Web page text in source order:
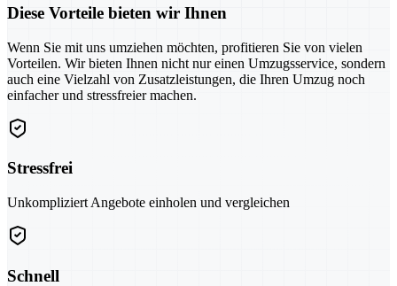
Diese Vorteile bieten wir Ihnen
Wenn Sie mit uns umziehen möchten, profitieren Sie von vielen
Vorteilen. Wir bieten Ihnen nicht nur einen Umzugsservice, sondern
auch eine Vielzahl von Zusatzleistungen, die Ihren Umzug noch
einfacher und stressfreier machen.
Stressfrei
Unkompliziert Angebote einholen und vergleichen
Schnell